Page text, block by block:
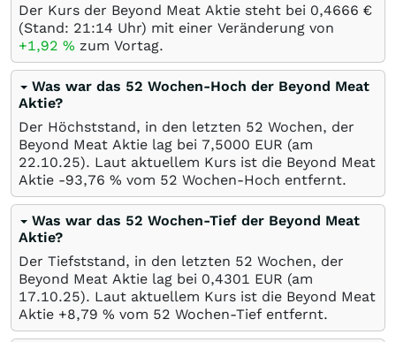
Der Kurs der Beyond Meat Aktie steht bei 0,4666 €
(Stand: 21:14 Uhr) mit einer Veränderung von
+1,92 % zum Vortag.
Was war das 52 Wochen-Hoch der Beyond Meat
Aktie?
Der Höchststand, in den letzten 52 Wochen, der
Beyond Meat Aktie lag bei 7,5000 EUR (am
22.10.25). Laut aktuellem Kurs ist die Beyond Meat
Aktie -93,76 % vom 52 Wochen-Hoch entfernt.
Was war das 52 Wochen-Tief der Beyond Meat
Aktie?
Der Tiefststand, in den letzten 52 Wochen, der
Beyond Meat Aktie lag bei 0,4301 EUR (am
17.10.25). Laut aktuellem Kurs ist die Beyond Meat
Aktie +8,79 % vom 52 Wochen-Tief entfernt.